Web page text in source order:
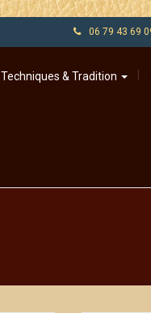
06 79 43 69
Techniques & Tradition